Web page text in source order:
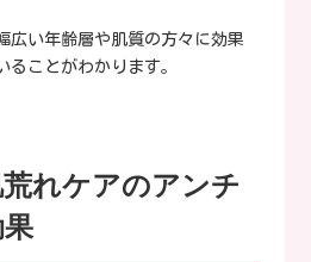
広い年齢層や肌質の方々に効果
ることがわかります。
れケアのアンチ